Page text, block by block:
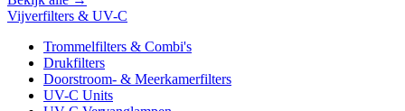
Vijverfilters & UV-C
Trommelfilters & Combi's
Drukfilters
Doorstroom- & Meerkamerfilters
UV-C Units